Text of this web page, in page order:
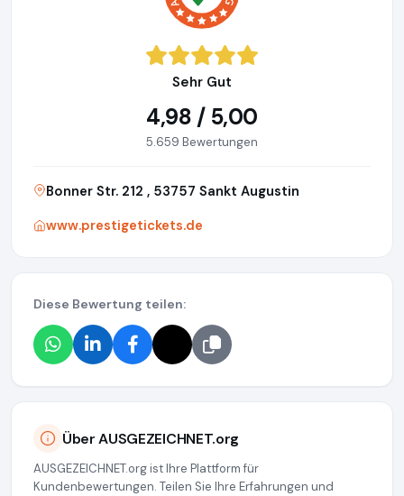
Sehr Gut
4,98 / 5,00
5.659 Bewertungen
Bonner Str. 212 , 53757 Sankt Augustin
www.prestigetickets.de
Diese Bewertung teilen:
Über AUSGEZEICHNET.org
AUSGEZEICHNET.org ist Ihre Plattform für
Kundenbewertungen. Teilen Sie Ihre Erfahrungen und